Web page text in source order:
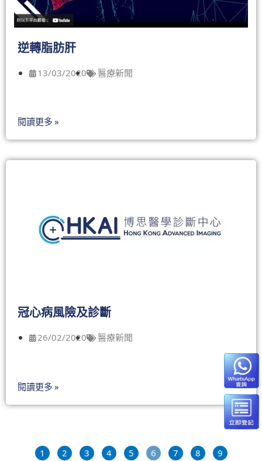
逆轉脂肪肝
13/03/2020 醫療新聞
閱讀更多 »
冠心病風險及診斷
26/02/2020 醫療新聞
閱讀更多 »
1 2 3 4 5 6 7 8 9